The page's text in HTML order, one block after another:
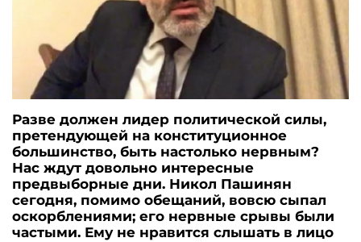
Разве должен лидер политической силы,
претендующей на конституционное
большинство, быть настолько нервным?
Нас ждут довольно интересные
предвыборные дни. Никол Пашинян
сегодня, помимо обещаний, вовсю сыпал
оскорблениями; его нервные срывы были
частыми. Ему не нравится слышать в лицо